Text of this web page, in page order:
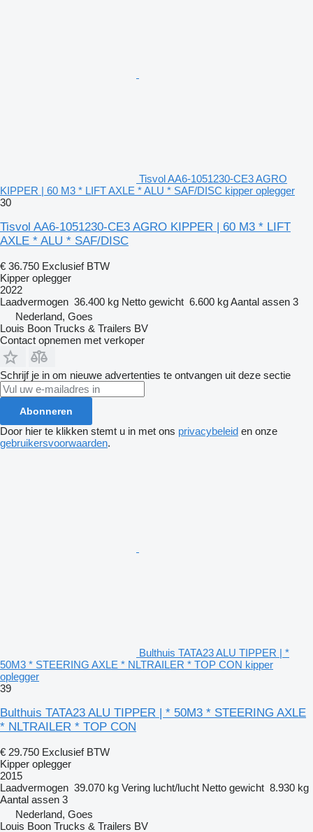
Tisvol AA6-1051230-CE3 AGRO
KIPPER | 60 M3 * LIFT AXLE * ALU * SAF/DISC kipper oplegger
30
Tisvol AA6-1051230-CE3 AGRO KIPPER | 60 M3 * LIFT
AXLE * ALU * SAF/DISC
€ 36.750 Exclusief BTW
Kipper oplegger
2022
Laadvermogen 36.400 kg Netto gewicht 6.600 kgAantal assen 3
Nederland, Goes
Louis Boon Trucks & Trailers BV
Contact opnemen met verkoper
Schrijf je in om nieuwe advertenties te ontvangen uit deze sectie
Abonneren
Door hier te klikken stemt u in met ons privacybeleid en onze
gebruikersvoorwaarden.
Bulthuis TATA23 ALU TIPPER | *
50M3 * STEERING AXLE * NLTRAILER * TOP CON kipper
oplegger
39
Bulthuis TATA23 ALU TIPPER | * 50M3 * STEERING AXLE
* NLTRAILER * TOP CON
€ 29.750 Exclusief BTW
Kipper oplegger
2015
Laadvermogen 39.070 kg Vering lucht/lucht Netto gewicht 8.930 kg
Aantal assen 3
Nederland, Goes
Louis Boon Trucks & Trailers BV